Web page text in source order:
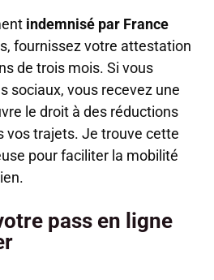
indemnisé par France
fournissez votre attestation
de trois mois. Si vous
sociaux, vous recevez une
le droit à des réductions
vos trajets. Je trouve cette
pour faciliter la mobilité
pass en ligne